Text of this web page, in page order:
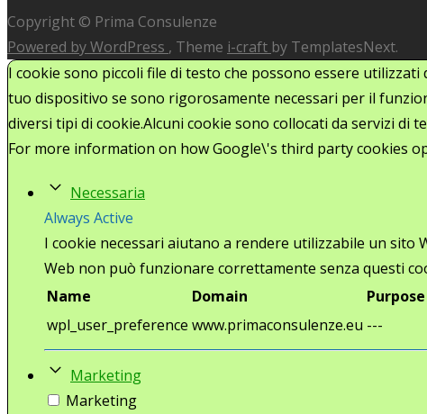
Copyright © Prima Consulenze
Powered by WordPress , Theme i-craft by TemplatesNext.
I cookie sono piccoli file di testo che possono essere
tuo dispositivo se sono rigorosamente necessari per il
diversi tipi di cookie.Alcuni cookie sono collocati da servizi di
For more information on how Google\'s third party cookies
Necessaria
Always Active
I cookie necessari aiutano a rendere utilizzabile un sito
Web non può funzionare correttamente senza questi
Name
Domain Purpose
wpl_user_preference www.primaconsulenze.eu ---
Marketing
Marketing